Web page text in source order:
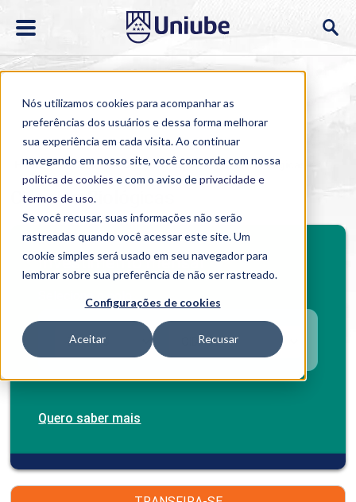
Nós utilizamos cookies para acompanhar as
preferências dos usuários e dessa forma melhorar
sua experiência em cada visita. Ao continuar
navegando em nosso site, você concorda com nossa
política de cookies e com o aviso deprivacidade e
termos de uso.
Se você recusar, suas informações não serão
rastreadas quando você acessar este site. Um
cookie simples será usado em seu navegador para
lembrar sobre sua preferência de não ser rastreado.
Configurações de cookies
Aceitar Recusar
Home > Cursos > EAD > Graduação > Ciências Biológicas
Ciências Biológicas
Investimento mensal
Selecione o polo
Quero saber mais